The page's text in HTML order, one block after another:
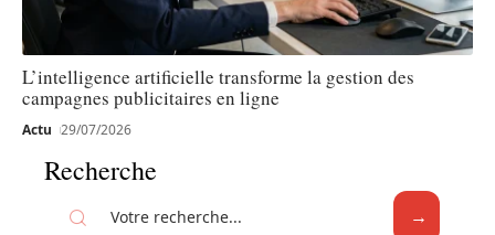
L’intelligence artificielle transforme la gestion des
campagnes publicitaires en ligne
Actu 29/07/2026
Recherche